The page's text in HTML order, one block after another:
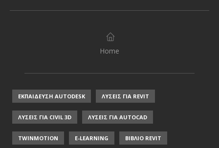
Home
ΕΚΠΑΙΔΕΥΣΗ AUTODESK ΛΥΣΕΙΣ ΓΙΑ REVIT
ΛΥΣΕΙΣ ΓΙΑ CIVIL 3D ΛΥΣΕΙΣ ΓΙΑ AUTOCAD
TWINMOTION E-LEARNING ΒΙΒΛΙΟ REVIT